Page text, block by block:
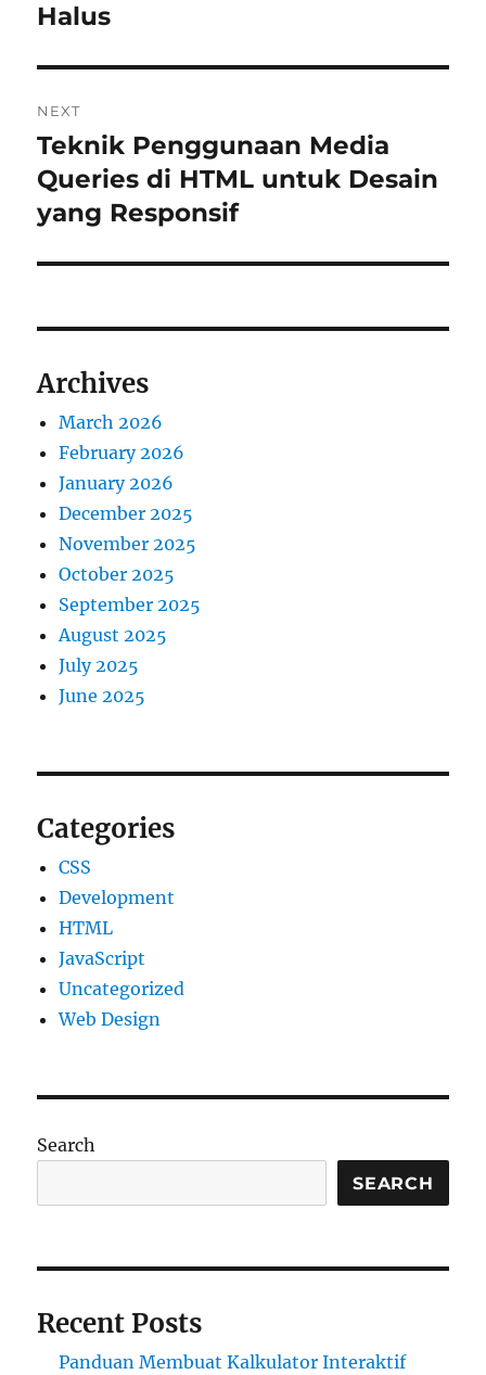
Halus
NEXT
Next
post:
Teknik Penggunaan Media
Queries di HTML untuk Desain
yang Responsif
Archives
March 2026
February 2026
January 2026
December 2025
November 2025
October 2025
September 2025
August 2025
July 2025
June 2025
Categories
CSS
Development
HTML
JavaScript
Uncategorized
Web Design
Search
SEARCH
Recent Posts
Panduan Membuat Kalkulator Interaktif